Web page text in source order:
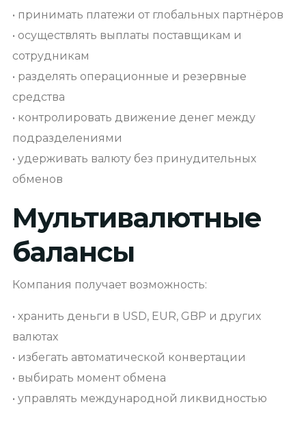
• принимать платежи от глобальных партнёров
• осуществлять выплаты поставщикам и
сотрудникам
• разделять операционные и резервные
средства
• контролировать движение денег между
подразделениями
• удерживать валюту без принудительных
обменов
Мультивалютные
балансы
Компания получает возможность:
• хранить деньги в USD, EUR, GBP и других
валютах
• избегать автоматической конвертации
• выбирать момент обмена
• управлять международной ликвидностью